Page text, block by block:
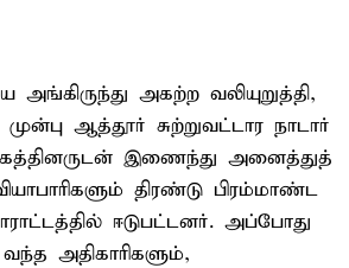
அகற்ற வலியுறுத்தி,
ஆத்தூர் சுற்றுவட்டார நாடார்
இணைந்து அனைத்துத்
திரண்டு பிரம்மாண்ட
ஈடுபட்டனர். அப்போது
அதிகாரிகளும்,